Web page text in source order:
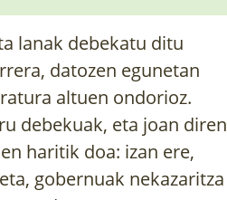
lanak debekatu ditu
datozen egunetan
altuen ondorioz.
debekuak, eta joan diren
haritik doa: izan ere,
gobernuak nekazaritza